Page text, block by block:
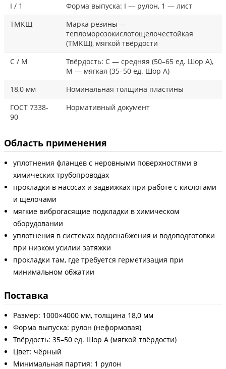
I / 1
Форма выпуска: I — рулон, 1 — лист
ТМКЩ
Марка резины —
тепломорозокислотощелочестойкая
(ТМКЩ), мягкой твёрдости
С / М
Твёрдость: С — средняя (50–65 ед. Шор А),
М — мягкая (35–50 ед. Шор А)
18,0 мм
Номинальная толщина пластины
ГОСТ 7338-
90
Нормативный документ
Область применения
уплотнения фланцев с неровными поверхностями в
химических трубопроводах
прокладки в насосах и задвижках при работе с кислотами
и щелочами
мягкие виброгасящие подкладки в химическом
оборудовании
уплотнения в системах водоснабжения и водоподготовки
при низком усилии затяжки
прокладки там, где требуется герметизация при
минимальном обжатии
Поставка
Размер: 1000×4000 мм, толщина 18,0 мм
Форма выпуска: рулон (неформовая)
Твёрдость: 35–50 ед. Шор А (мягкой твёрдости)
Цвет: чёрный
Минимальная партия: 1 рулон